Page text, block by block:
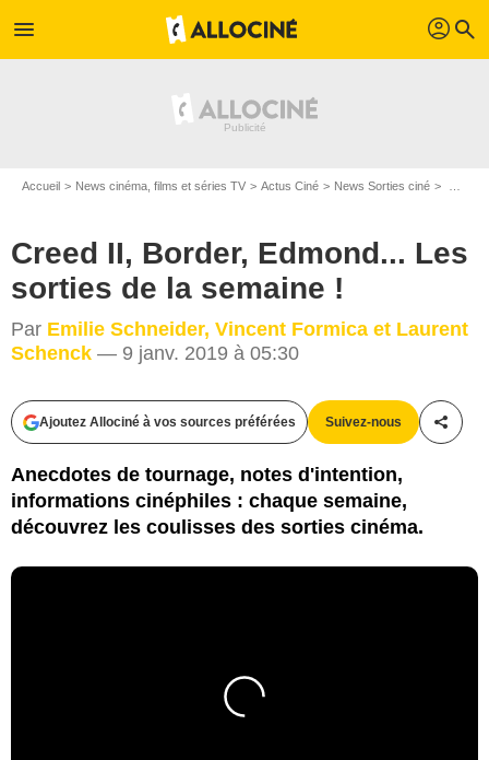
menu profil search
Accueil News cinéma, films et séries TV Actus Ciné News Sorties ciné
Creed II, Border, Edmond... Les
sorties de la semaine !
Par Emilie Schneider, Vincent Formica et Laurent
Schenck — 9 janv. 2019 à 05:30
Ajoutez Allociné à vos sources préférées Suivez-nous
Anecdotes de tournage, notes d'intention,
informations cinéphiles : chaque semaine,
découvrez les coulisses des sorties cinéma.